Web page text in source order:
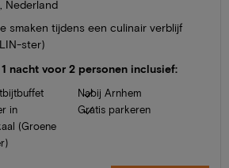
Nederland
smaken tijdens een culinair verblijf
ster)
1 nacht voor 2 personen inclusief:
in
(Groene
Nabij Arnhem
Gratis parkeren